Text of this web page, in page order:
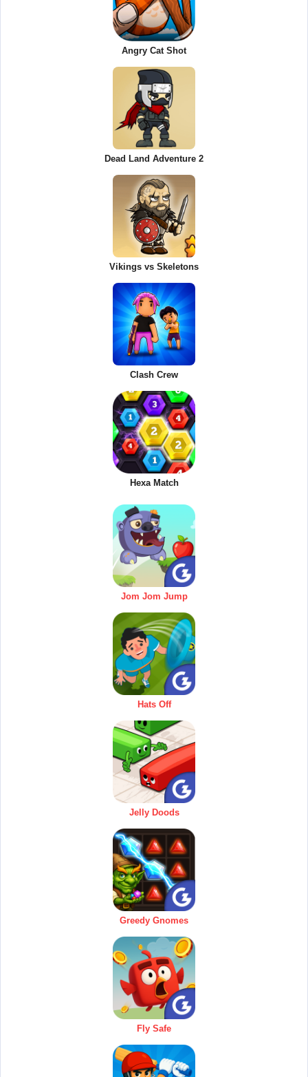
Angry Cat Shot
Dead Land Adventure 2
Vikings vs Skeletons
Clash Crew
Hexa Match
Jom Jom Jump
Hats Off
Jelly Doods
Greedy Gnomes
Fly Safe